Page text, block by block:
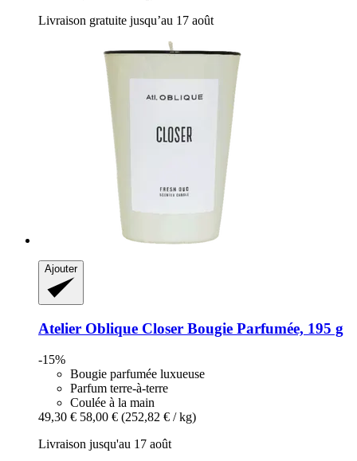
Livraison gratuite jusqu’au 17 août
Ajouter
Atelier Oblique Closer Bougie Parfumée, 195 g
-15%
Bougie parfumée luxueuse
Parfum terre-à-terre
Coulée à la main
49,30 € 58,00 € (252,82 € / kg)
Livraison jusqu'au 17 août